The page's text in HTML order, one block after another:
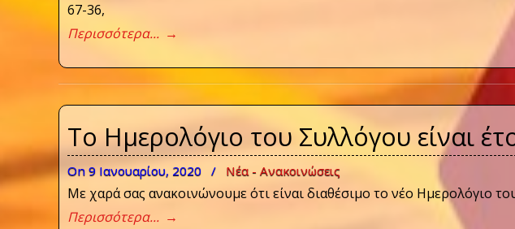
67-36,
Περισσότερα... →
Το Ημερολόγιο του Συλλόγου είναι
On 9 Ιανουαρίου, 2020 / Νέα - Ανακοινώσεις
Με χαρά σας ανακοινώνουμε ότι είναι διαθέσιμο το νέο Ημερολόγιο
Περισσότερα... →